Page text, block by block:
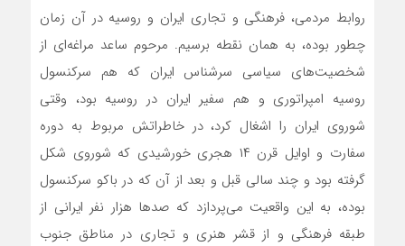
روابط مردمی، فرهنگی و تجاری‌ ایران و روسیه در آن زمان
چطور بوده، به همان نقطه برسیم. مرحوم ساعد مراغه‌ای از
شخصیت‌های سیاسی سرشناس ایران که هم سرکنسول
روسیه امپراتوری و هم سفیر ایران در روسیه بود، وقتی
شوروی ایران را اشغال کرد، در خاطراتش مربوط به دوره
سفارت و اوایل قرن ۱۴ هجری خورشیدی که شوروی شکل
گرفته بود و چند سالی قبل و بعد از آن که در باکو سرکنسول
بوده، به این واقعیت می‌پردازد که صدها هزار نفر ایرانی از
طبقه فرهنگی و از قشر هنری و تجاری در مناطق جنوب